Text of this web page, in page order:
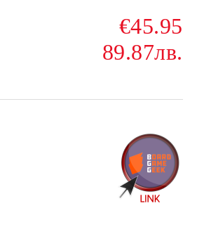
€45.95
89.87лв.